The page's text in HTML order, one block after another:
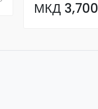
МКД 3,700